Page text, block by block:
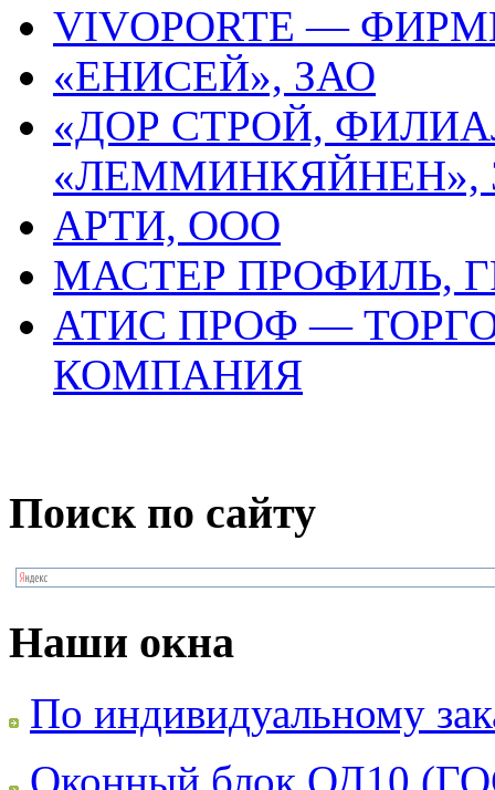
VIVOPORTE —
«ЕНИСЕЙ», ЗАО
«ДОР СТРОЙ,
«ЛЕММИНКЯЙНЕН»,
АРТИ, ООО
МАСТЕР ПРОФИЛЬ,
АТИС ПРОФ —
КОМПАНИЯ
Поиск по сайту
Наши окна
По индивидуальному